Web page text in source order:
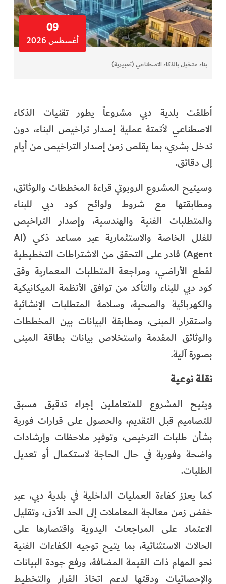
09
أغسطس 2026
بناء متخيل بالذكاء الاصطناعي (تعبيرية)
أطلقت بلدية دبي مشروعاً يطور تقنيات الذكاء
الاصطناعي لأتمتة عملية إصدار تراخيص البناء، دون
تدخل بشري، بما يقلص زمن إصدار التراخيص من أيام
إلى دقائق.
وسيتيح المشروع الروبوتي قراءة المخططات والوثائق،
ومطابقتها مع شروط ولوائح كود دبي للبناء
والمتطلبات الفنية والهندسية، وإصدار التراخيص
للفلل الخاصة والاستثمارية عبر مساعد ذكي (AI
Agent) قادر على التحقق من الاشتراطات التخطيطية
لقطع الأراضي، ومراجعة المتطلبات المعمارية وفق
كود دبي للبناء والتأكد من توافق الأنظمة الميكانيكية
والكهربائية والصحية، وسلامة المتطلبات الإنشائية
واستقرار المبنى، ومطابقة البيانات بين المخططات
والوثائق المقدمة واستخلاص بيانات بطاقة المبنى
بصورة آلية.
نقلة نوعية
ويتيح المشروع للمتعاملين إجراء تدقيق مسبق
للتصاميم قبل التقديم، والحصول على قرارات فورية
بشأن طلبات الترخيص، وتوفير ملاحظات وإرشادات
واضحة وفورية في حال الحاجة لاستكمال أو تعديل
الطلبات.
كما يعزز كفاءة العمليات الداخلية في بلدية دبي، عبر
خفض زمن معالجة المعاملات إلى الحد الأدنى، وتقليل
الاعتماد على المراجعات اليدوية واقتصارها على
الحالات الاستثنائية، بما يتيح توجيه الكفاءات الفنية
نحو المهام ذات القيمة المضافة، ورفع جودة البيانات
والإحصائيات ودقتها لدعم اتخاذ القرار والتخطيط